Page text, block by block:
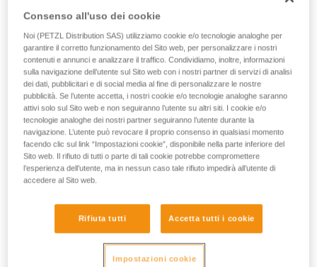
lavoro senza intervento manuale. Più resistente, la forma
della camma riduce l’usura. Per soddisfare i vostri utilizzi e le
vostre condizioni di lavoro intensive, o semplicemente per
una soluzione più duratura, RIG è disponibile anche in
versione riparabile.
Consenso all'uso dei cookie
Noi (PETZL Distribution SAS) utilizziamo cookie e/o tecnologie analoghe per
garantire il corretto funzionamento del Sito web, per personalizzare i nostri
contenuti e annunci e analizzare il traffico. Condividiamo, inoltre, informazioni
sulla navigazione dell’utente sul Sito web con i nostri partner di servizi di analisi
dei dati, pubblicitari e di social media al fine di personalizzare le nostre
pubblicità. Se l’utente accetta, i nostri cookie e/o tecnologie analoghe saranno
attivi solo sul Sito web e non seguiranno l’utente su altri siti. I cookie e/o
tecnologie analoghe dei nostri partner seguiranno l’utente durante la
navigazione. L’utente può revocare il proprio consenso in qualsiasi momento
facendo clic sul link “Impostazioni cookie”, disponibile nella parte inferiore del
Sito web. Il rifiuto di tutti o parte di tali cookie potrebbe compromettere
l’esperienza dell’utente, ma in nessun caso tale rifiuto impedirà all’utente di
accedere al Sito web.
Rifiuta tutti Accetta tutti i cookie
Impostazioni cookie